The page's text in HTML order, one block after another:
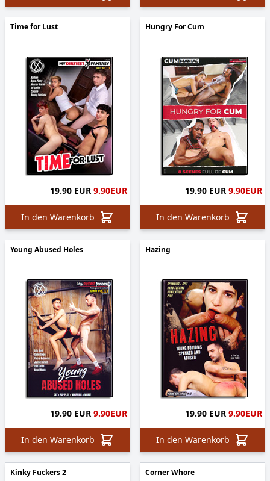
Time for Lust
19.90 EUR 9.90EUR
In den Warenkorb
Hungry For Cum
19.90 EUR 9.90EUR
In den Warenkorb
Young Abused Holes
19.90 EUR 9.90EUR
In den Warenkorb
Hazing
19.90 EUR 9.90EUR
In den Warenkorb
Kinky Fuckers 2 Corner Whore